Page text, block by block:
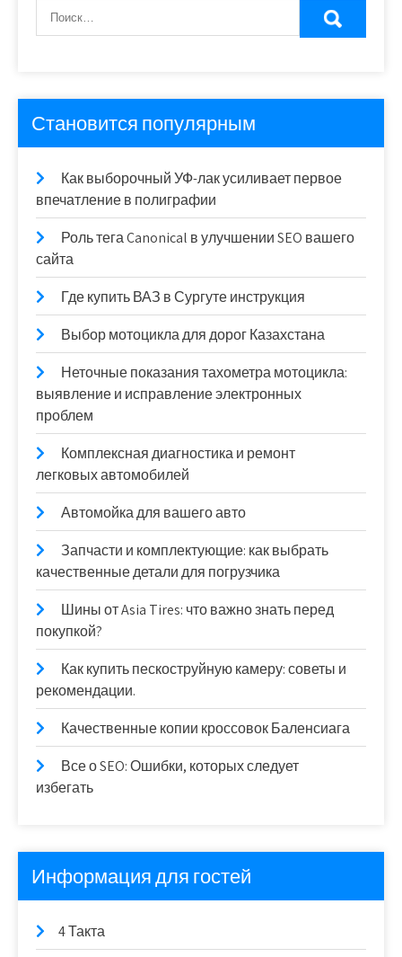
Становится популярным
Как выборочный УФ-лак усиливает первое
впечатление в полиграфии
Роль тега Canonical в улучшении SEO вашего
сайта
Где купить ВАЗ в Сургуте инструкция
Выбор мотоцикла для дорог Казахстана
Неточные показания тахометра мотоцикла:
выявление и исправление электронных
проблем
Комплексная диагностика и ремонт
легковых автомобилей
Автомойка для вашего авто
Запчасти и комплектующие: как выбрать
качественные детали для погрузчика
Шины от Asia Tires: что важно знать перед
покупкой?
Как купить пескоструйную камеру: советы и
рекомендации.
Качественные копии кроссовок Баленсиага
Все о SEO: Ошибки, которых следует
избегать
Информация для гостей
4 Такта